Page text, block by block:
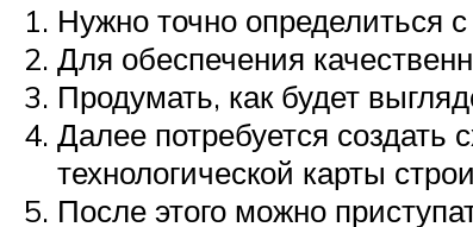
Нужно точно определиться
Для обеспечения
Продумать, как будет
Далее потребуется
технологической карты
После этого можно